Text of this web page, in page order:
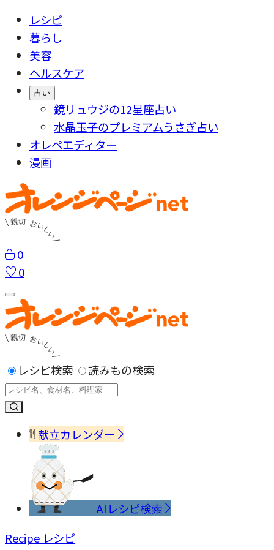
レシピ
暮らし
美容
ヘルスケア
占い
鏡リュウジの12星座占い
水晶玉子のプレミアムうさぎ占い
オレペエディター
漫画
0
0
レシピ検索 読みもの検索
献立カレンダー
AIレシピ検索
Recipe レシピ